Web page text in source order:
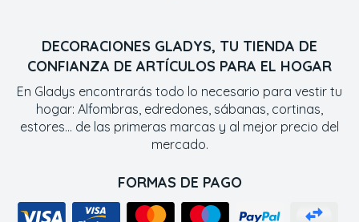
DECORACIONES GLADYS, TU TIENDA DE
CONFIANZA DE ARTÍCULOS PARA EL HOGAR
En Gladys encontrarás todo lo necesario para vestir tu
hogar: Alfombras, edredones, sábanas, cortinas,
estores... de las primeras marcas y al mejor precio del
mercado.
FORMAS DE PAGO